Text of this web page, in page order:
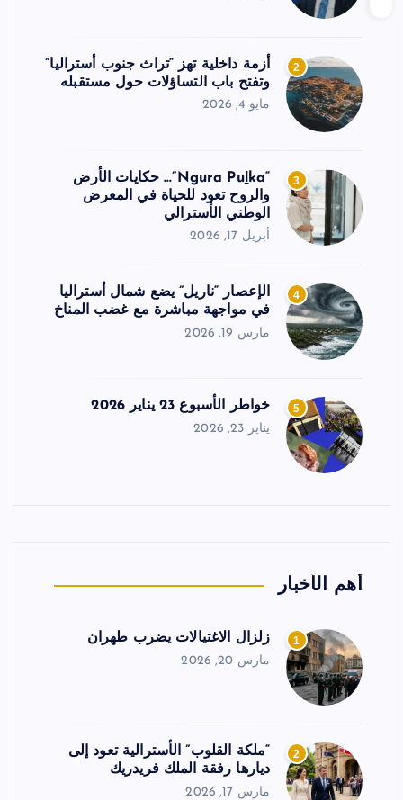
2
أزمة داخلية تهز “تراث جنوب أستراليا”
وتفتح باب التساؤلات حول مستقبله
مايو 4, 2026
3
“Ngura Puḻka”… حكايات الأرض
والروح تعود للحياة في المعرض
الوطني الأسترالي
أبريل 17, 2026
4
الإعصار “ناريل” يضع شمال أستراليا
في مواجهة مباشرة مع غضب المناخ
مارس 19, 2026
5 خواطر الأسبوع 23 يناير 2026
يناير 23, 2026
أهم الأخبار
1 زلزال الاغتيالات يضرب طهران
مارس 20, 2026
2
“ملكة القلوب” الأسترالية تعود إلى
ديارها رفقة الملك فريدريك
مارس 17, 2026